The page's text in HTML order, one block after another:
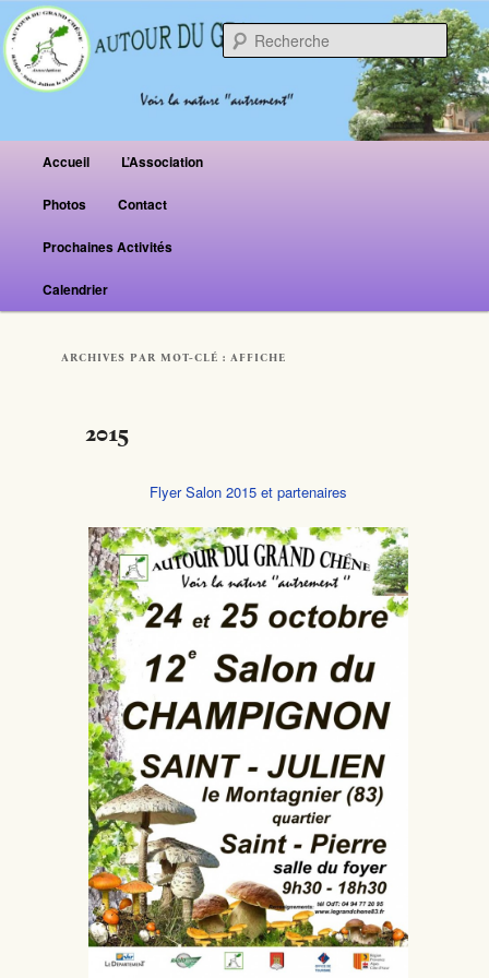
Menu principal
Aller au contenu principal
Aller au contenu secondaire
Accueil L’Association
Photos Contact
Prochaines Activités
Calendrier
ARCHIVES PAR MOT-CLÉ :AFFICHE
2015
Flyer Salon 2015 et partenaires